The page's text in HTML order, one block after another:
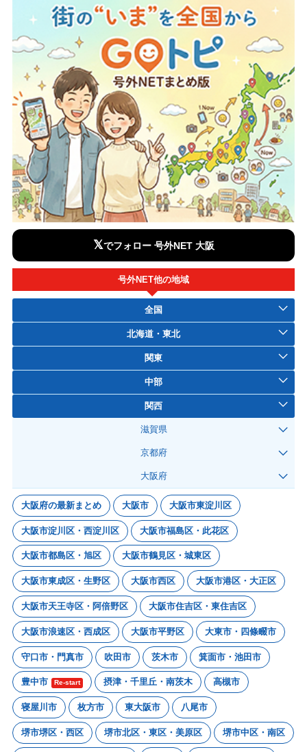
𝕏でフォロー 号外NET 大阪
号外NET他の地域
全国
北海道・東北
関東
中部
関西
滋賀県
京都府
大阪府
大阪府の最新まとめ 大阪市 大阪市東淀川区
大阪市淀川区・西淀川区 大阪市福島区・此花区
大阪市都島区・旭区 大阪市鶴見区・城東区
大阪市東成区・生野区 大阪市西区 大阪市港区・大正区
大阪市天王寺区・阿倍野区 大阪市住吉区・東住吉区
大阪市浪速区・西成区 大阪市平野区 大東市・四條畷市
守口市・門真市 吹田市 茨木市 箕面市・池田市
豊中市 Re-start 摂津・千里丘・南茨木 高槻市
寝屋川市 枚方市 東大阪市 八尾市
堺市堺区・西区 堺市北区・東区・美原区 堺市中区・南区